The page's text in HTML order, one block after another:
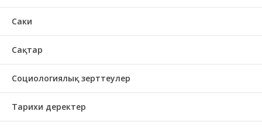
Саки
Сақтар
Социологиялық зерттеулер
Тарихи деректер